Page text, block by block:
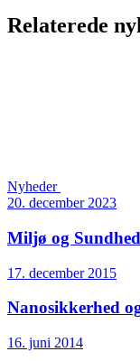
Relaterede
Nyheder
20. december 2023
Miljø og
17. december 2015
Nanosikkerhed
16. juni 2014